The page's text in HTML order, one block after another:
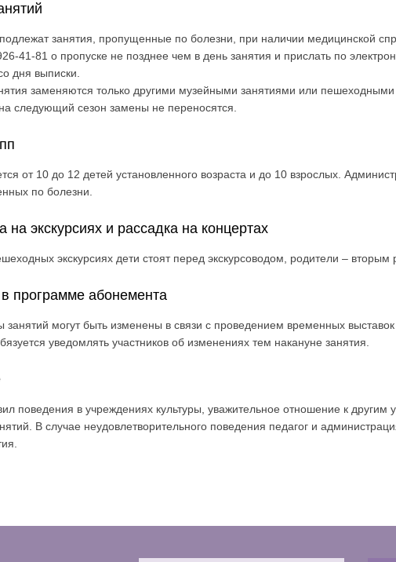
занятия, пропущенные по болезни, при наличии медицинской
41-81 о пропуске не позднее чем в день занятия и прислать по
дня выписки.
заменяются только другими музейными занятиями или пешеходными
следующий сезон замены не переносятся.
от 10 до 12 детей установленного возраста и до 10 взрослых.
по болезни.
на экскурсиях и рассадка на концертах
экскурсиях дети стоят перед экскурсоводом, родители – вторым
программе абонемента
могут быть изменены в связи с проведением временных
уведомлять участников об изменениях тем накануне занятия.
поведения в учреждениях культуры, уважительное отношение к другим
В случае неудовлетворительного поведения педагог и